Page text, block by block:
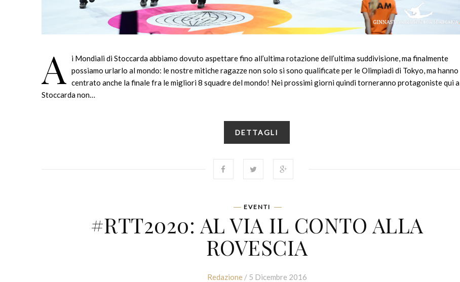
A
i Mondiali di Stoccarda abbiamo dovuto aspettare fino all’ultima rotazione dell’ultima suddivisione, ma finalmente
possiamo urlarlo al mondo: le nostre mitiche ragazze non solo si sono qualificate per le Olimpiadi di Tokyo, ma hanno
centrato anche la finale fra le migliori 8 squadre del mondo! Nei prossimi giorni quindi torneranno protagoniste qui a
Stoccarda non…
DETTAGLI
EVENTI
#RTT2020: AL VIA IL CONTO ALLA
ROVESCIA
Redazione/ 5 Dicembre 2016